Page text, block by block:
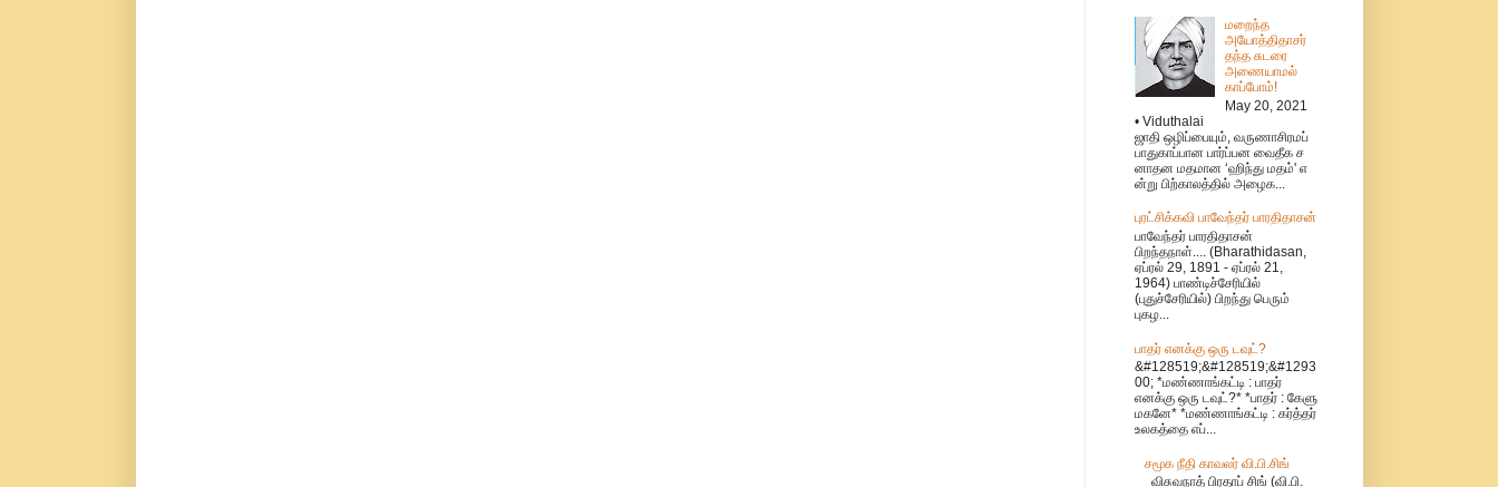
மறைந்த
அயோத்திதாசர்
தந்த சுடரை
அணையாமல்
காப்போம்!
May 20, 2021
• Viduthalai
ஜாதி ஒழிப்பையும், வருணாசிரமப்
பாதுகாப்பான பார்ப்பன வைதீக ச
னாதன மதமான ‘ஹிந்து மதம்' எ
ன்று பிற்காலத்தில் அழைக...
புரட்சிக்கவி பாவேந்தர் பாரதிதாசன்
பாவேந்தர் பாரதிதாசன்
பிறந்தநாள்.... (Bharathidasan,
ஏப்ரல் 29, 1891 - ஏப்ரல் 21,
1964) பாண்டிச்சேரியில்
(புதுச்சேரியில்) பிறந்து பெரும்
புகழ...
பாதர் எனக்கு ஒரு டவுட்?
&#128519;&#128519;&#1293
00; *மண்ணாங்கட்டி : பாதர்
எனக்கு ஒரு டவுட்?* *பாதர் : கேளு
மகனே* *மண்ணாங்கட்டி : கர்த்தர்
உலகத்தை எப்...
சமூக நீதி காவலர் வி.பி.சிங்
விசுவநாத் பிரதாப் சிங் (வி.பி.